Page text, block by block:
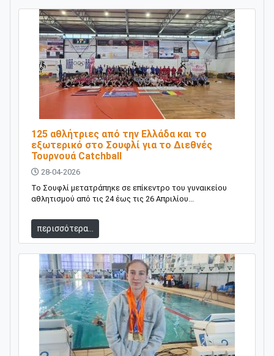
125 αθλήτριες από την Ελλάδα και το
εξωτερικό στο Σουφλί για το Διεθνές
Τουρνουά Catchball
28-04-2026
Το Σουφλί μετατράπηκε σε επίκεντρο του γυναικείου
αθλητισμού από τις 24 έως τις 26 Απριλίου...
περισσότερα...